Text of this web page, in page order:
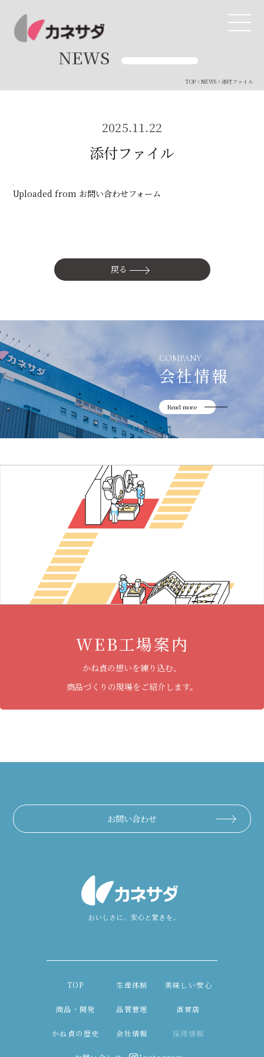
TOP
生産体制
美味しい安心
かね貞の歴史
NEWS
TOP<NEWS< 添付ファイル
2025.11.22
添付ファイル
Uploaded from お問い合わせフォーム
戻る
COMPANY
会社情報
Read more
WEB工場案内
かね貞の想いを練り込む、
商品づくりの現場をご紹介します。
お問い合わせ
TOP 生産体制 美味しい安心
商品・開発 品質管理 直営店
かね貞の歴史 会社情報 採用情報